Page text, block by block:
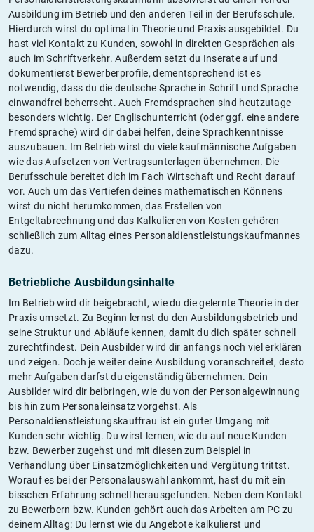
Ausbildung im Betrieb und den anderen Teil in der Berufsschule.
Hierdurch wirst du optimal in Theorie und Praxis ausgebildet. Du
hast viel Kontakt zu Kunden, sowohl in direkten Gesprächen als
auch im Schriftverkehr. Außerdem setzt du Inserate auf und
dokumentierst Bewerberprofile, dementsprechend ist es
notwendig, dass du die deutsche Sprache in Schrift und Sprache
einwandfrei beherrscht. Auch Fremdsprachen sind heutzutage
besonders wichtig. Der Englischunterricht (oder ggf. eine andere
Fremdsprache) wird dir dabei helfen, deine Sprachkenntnisse
auszubauen. Im Betrieb wirst du viele kaufmännische Aufgaben
wie das Aufsetzen von Vertragsunterlagen übernehmen. Die
Berufsschule bereitet dich im Fach Wirtschaft und Recht darauf
vor. Auch um das Vertiefen deines mathematischen Könnens
wirst du nicht herumkommen, das Erstellen von
Entgeltabrechnung und das Kalkulieren von Kosten gehören
schließlich zum Alltag eines Personaldienstleistungskaufmannes
dazu.
Betriebliche Ausbildungsinhalte
Im Betrieb wird dir beigebracht, wie du die gelernte Theorie in der
Praxis umsetzt. Zu Beginn lernst du den Ausbildungsbetrieb und
seine Struktur und Abläufe kennen, damit du dich später schnell
zurechtfindest. Dein Ausbilder wird dir anfangs noch viel erklären
und zeigen. Doch je weiter deine Ausbildung voranschreitet, desto
mehr Aufgaben darfst du eigenständig übernehmen. Dein
Ausbilder wird dir beibringen, wie du von der Personalgewinnung
bis hin zum Personaleinsatz vorgehst. Als
Personaldienstleistungskauffrau ist ein guter Umgang mit
Kunden sehr wichtig. Du wirst lernen, wie du auf neue Kunden
bzw. Bewerber zugehst und mit diesen zum Beispiel in
Verhandlung über Einsatzmöglichkeiten und Vergütung trittst.
Worauf es bei der Personalauswahl ankommt, hast du mit ein
bisschen Erfahrung schnell herausgefunden. Neben dem Kontakt
zu Bewerbern bzw. Kunden gehört auch das Arbeiten am PC zu
deinem Alltag: Du lernst wie du Angebote kalkulierst und